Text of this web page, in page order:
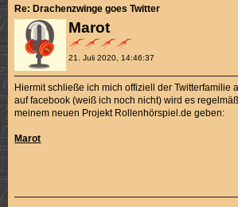
Marot
21. Juli 2020, 14:46:37
Re: Drachenzwinge goes Twitter
Hiermit schließe ich mich offiziell der Twitterfamilie
auf facebook (weiß ich noch nicht) wird es
meinem neuen Projekt Rollenhörspiel.de geben:
Marot